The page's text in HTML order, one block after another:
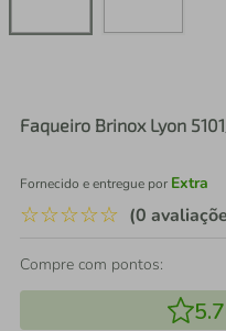
Faqueiro Brinox Lyon
Fornecido e entregue por Extra
☆☆☆☆☆ (0
Compre com pontos: